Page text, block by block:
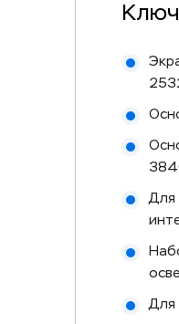
Для
Для